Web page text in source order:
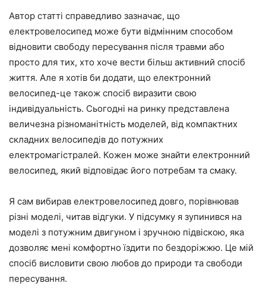
Автор статті справедливо зазначає, що
електровелосипед може бути відмінним способом
відновити свободу пересування після травми або
просто для тих, хто хоче вести більш активний спосіб
життя. Але я хотів би додати, що електронний
велосипед-це також спосіб виразити свою
індивідуальність. Сьогодні на ринку представлена
величезна різноманітність моделей, від компактних
складних велосипедів до потужних
електромагістралей. Кожен може знайти електронний
велосипед, який відповідає його потребам та смаку.
Я сам вибирав електровелосипед довго, порівнював
різні моделі, читав відгуки. У підсумку я зупинився на
моделі з потужним двигуном і зручною підвіскою, яка
дозволяє мені комфортно їздити по бездоріжжю. Це мій
спосіб висловити свою любов до природи та свободи
пересування.